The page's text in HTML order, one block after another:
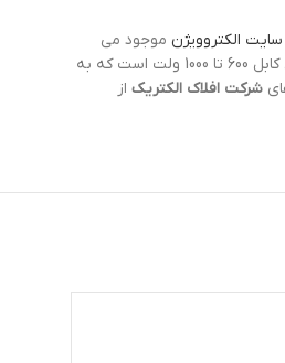
سایت الکتروویژن موجود می
باشد. نوع هادی بکار رفته شده در آن از مس کلاس 2 بوده که میزان مقاومت بالا و خمش کمی داشته و برای استفاده در محیط هایی که نیاز به مقاومت زیاد دارد، بکار برده می شود. ولتاژ نامی کابل 600 تا 1000 ولت است که به
شرکت افلاک الکتریک از